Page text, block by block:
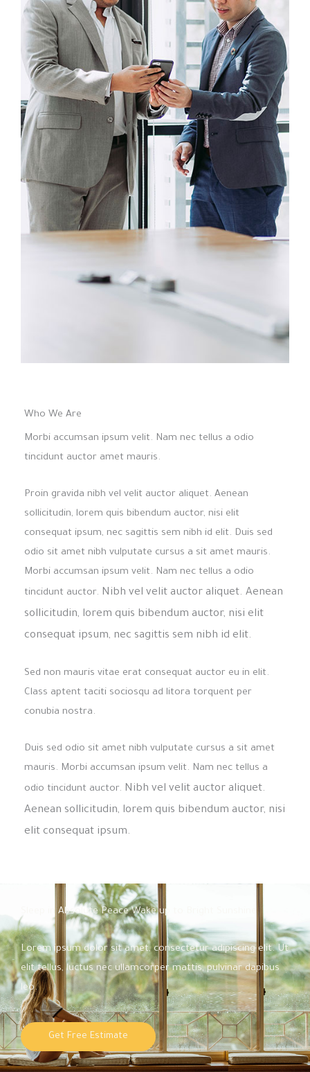
Who We Are
Morbi accumsan ipsum velit. Nam nec tellus a odio
tincidunt auctor amet mauris.
Proin gravida nibh vel velit auctor aliquet. Aenean
sollicitudin, lorem quis bibendum auctor, nisi elit
consequat ipsum, nec sagittis sem nibh id elit. Duis sed
odio sit amet nibh vulputate cursus a sit amet mauris.
Morbi accumsan ipsum velit. Nam nec tellus a odio
tincidunt auctor. Nibh vel velit auctor aliquet. Aenean
sollicitudin, lorem quis bibendum auctor, nisi elit
consequat ipsum, nec sagittis sem nibh id elit.
Sed non mauris vitae erat consequat auctor eu in elit.
Class aptent taciti sociosqu ad litora torquent per
conubia nostra.
Duis sed odio sit amet nibh vulputate cursus a sit amet
mauris. Morbi accumsan ipsum velit. Nam nec tellus a
odio tincidunt auctor. Nibh vel velit auctor aliquet.
Aenean sollicitudin, lorem quis bibendum auctor, nisi
elit consequat ipsum.
Sleep in Absolute Peace Wake up to Bright Sunshine
Lorem ipsum dolor sit amet, consectetur adipiscing elit. Ut
elit tellus, luctus nec ullamcorper mattis, pulvinar dapibus
leo.
Get Free Estimate